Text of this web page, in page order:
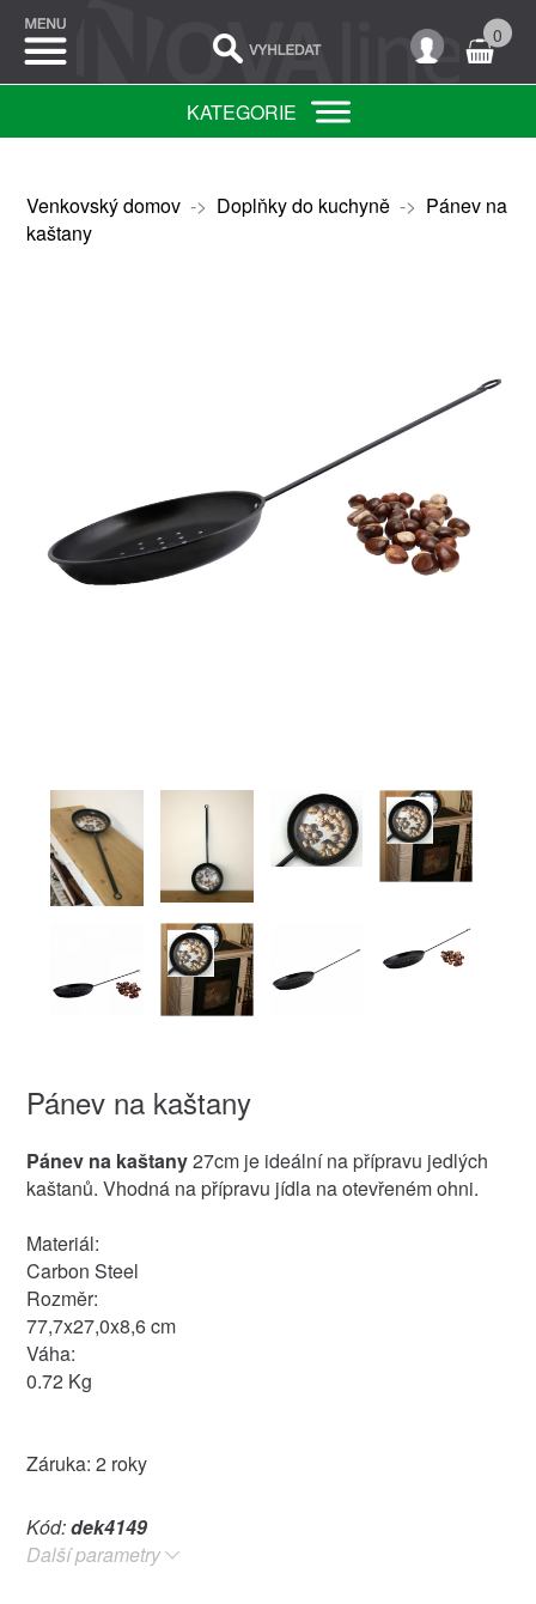
0
KATEGORIE
Venkovský domov-> Doplňky do kuchyně-> Pánev na
kaštany
Pánev na kaštany
Pánev na kaštany27cm je ideální na přípravu jedlých
kaštanů. Vhodná na přípravu jídla na otevřeném ohni.
Materiál:
Carbon Steel
Rozměr:
77,7x27,0x8,6 cm
Váha:
0.72 Kg
Záruka: 2 roky
Kód:dek4149
Další parametry